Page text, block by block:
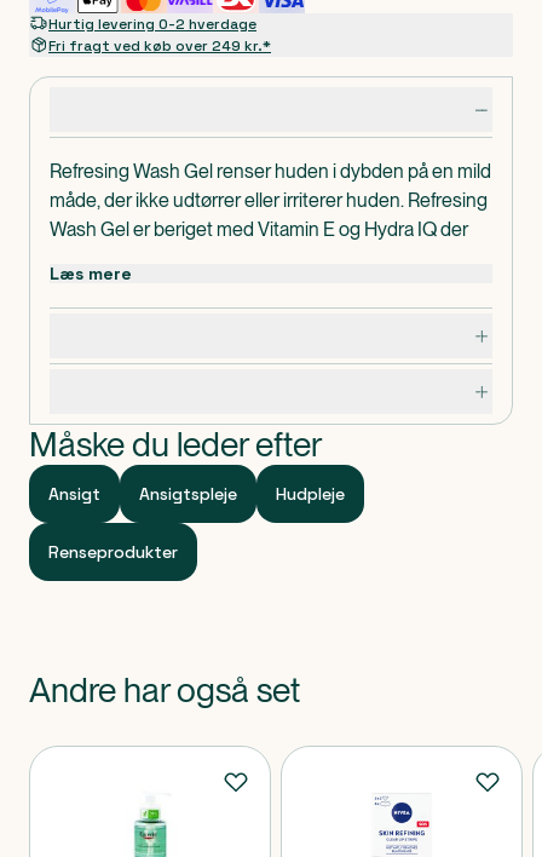
Refresing Wash Gel renser huden i dybden på en mild
måde, der ikke udtørrer eller irriterer huden. Refresing
Wash Gel er beriget med Vitamin E og Hydra IQ der
huden ikke udtørres under rens. Hydra IQ er en
fugtgivende ingrediens, der tilfører lækker fugt til den
Dermatologisk og oftalmologisk testet.
Læs mere
Måske du leder efter
Ansigt Ansigtspleje Hudpleje
Renseprodukter
Hurtig levering 0-2 hverdage
Fri fragt ved køb over 249 kr.*
Andre har også set
Produkter